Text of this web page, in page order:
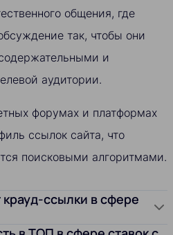
общения, где
так, чтобы они
и
аудитории.
форумах и платформах
ссылок сайта, что
поисковыми алгоритмами.
ссылки в сфере